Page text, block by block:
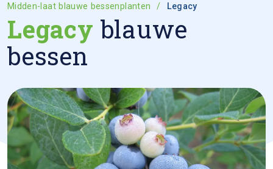
Midden-laat blauwe bessenplanten
Legacy
Legacy blauwe
bessen